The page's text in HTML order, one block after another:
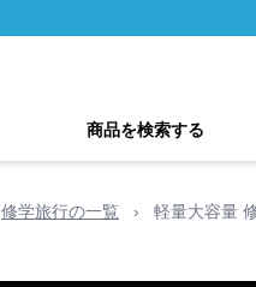
商品を検索する
修学旅行の一覧 › 軽量大容量